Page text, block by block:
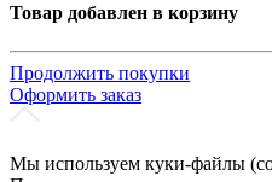
Товар добавлен в корзину
Продолжить покупки
Оформить заказ
Мы используем куки-файлы